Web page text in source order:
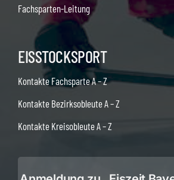
Fachsparten-Leitung
EISSTOCKSPORT
Kontakte Fachsparte A – Z
Kontakte Bezirksobleute A – Z
Kontakte Kreisobleute A – Z